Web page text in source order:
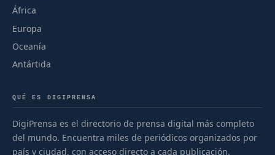
África
Europa
Oceanía
Antártida
QUÉ ES DIGIPRENSA
DigiPrensa es el directorio de prensa digital más completo
del mundo. Encuentra miles de periódicos organizados por
país y ciudad, con acceso directo a cada publicación.